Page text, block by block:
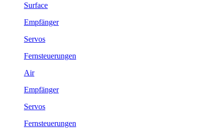
Surface
Empfänger
Servos
Fernsteuerungen
Air
Empfänger
Servos
Fernsteuerungen